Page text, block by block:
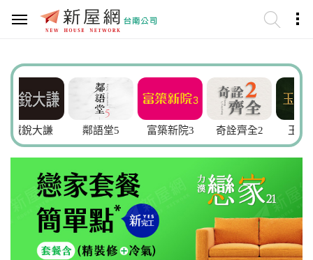
謙 鄰語堂5 富築新院3 奇詮齊全2 玉安皇院